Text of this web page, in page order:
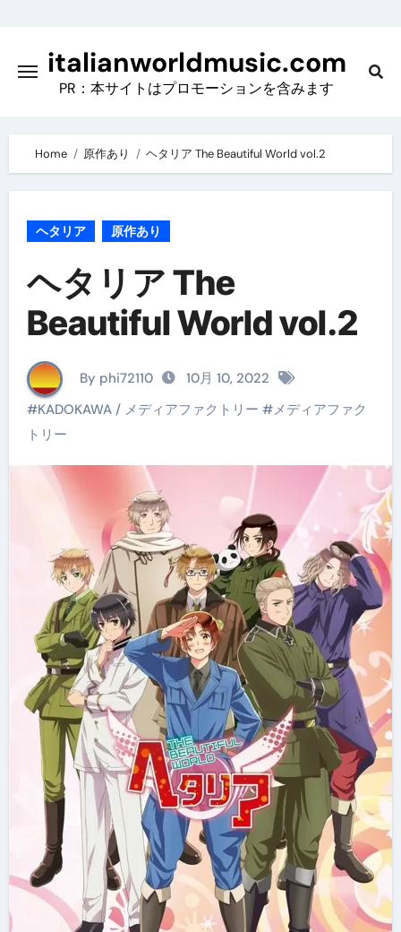
contentitalianworldmusic.com
PR：本サイトはプロモーションを含みます
Home 原作あり ヘタリア The Beautiful World vol.2
ヘタリア 原作あり
ヘタリア The
Beautiful World vol.2
By phi72110
10月 10, 2022
#KADOKAWA / メディアファクトリー #メディアファク
トリー